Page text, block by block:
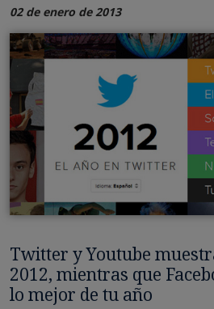
02 de enero de 2013
Twitter y Youtube
2012, mientras que
lo mejor de tu año